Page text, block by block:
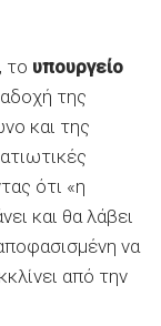
το υπουργείο
της
και της
ότι «η
και θα λάβει
να
από την